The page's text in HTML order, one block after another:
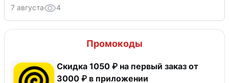
7 августа 4
Промокоды
Скидка 1050 ₽ на первый заказ от
3000 ₽ в приложении